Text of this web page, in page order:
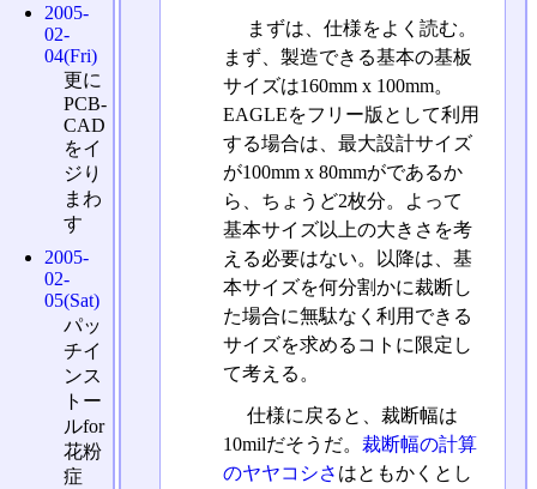
まずは、仕様をよく読む。
まず、製造できる基本の基板
サイズは160mm x 100mm。
EAGLEをフリー版として利用
する場合は、最大設計サイズ
が100mm x 80mmがであるか
ら、ちょうど2枚分。よって
基本サイズ以上の大きさを考
える必要はない。以降は、基
本サイズを何分割かに裁断し
た場合に無駄なく利用できる
サイズを求めるコトに限定し
て考える。
仕様に戻ると、裁断幅は
10milだそうだ。 裁断幅の計算
のヤヤコシさ はともかくとし
2005-
02-
04(Fri)
更に
PCB-
CAD
をイ
ジり
まわ
す
2005-
02-
05(Sat)
パッ
チイ
ンス
トー
ルfor
花粉
症